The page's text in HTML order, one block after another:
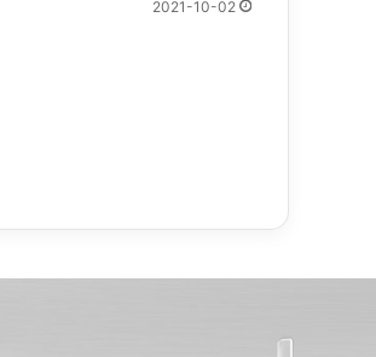
2021-10-02